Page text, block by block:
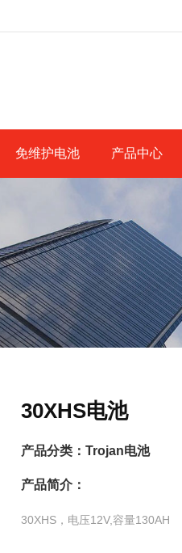
免维护电池 产品中心
30XHS电池
产品分类：Trojan电池
产品简介：
30XHS，电压12V,容量130AH